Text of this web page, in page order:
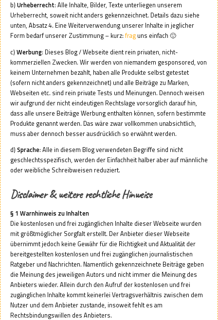
b) Urheberrecht: Alle Inhalte, Bilder, Texte unterliegen unserem
Urheberrecht, soweit nicht anders gekennzeichnet. Details dazu siehe
unten, Absatz 4. Eine Weiterverwendung unserer Inhalte in jeglicher
Form bedarf unserer Zustimmung – kurz: frag uns einfach 🙂
c) Werbung: Dieses Blog / Webseite dient rein privaten, nicht-
kommerziellen Zwecken. Wir werden von niemandem gesponsored, von
keinem Unternehmen bezahlt, haben alle Produkte selbst getestet
(sofern nicht anders gekennzeichnet) und alle Beiträge zu Marken,
Webseiten etc. sind rein private Tests und Meinungen. Dennoch weisen
wir aufgrund der nicht eindeutigen Rechtslage vorsorglich darauf hin,
dass alle unsere Beiträge Werbung enthalten können, sofern bestimmte
Produkte genannt werden. Das wäre zwar vollkommen unabsichtlich,
muss aber dennoch besser ausdrücklich so erwähnt werden.
d) Sprache: Alle in diesem Blog verwendeten Begriffe sind nicht
geschlechtsspezifisch, werden der Einfachheit halber aber auf männliche
oder weibliche Schreibweisen reduziert.
Disclaimer & weitere rechtliche Hinweise
§ 1 Warnhinweis zu Inhalten
Die kostenlosen und frei zugänglichen Inhalte dieser Webseite wurden
mit größtmöglicher Sorgfalt erstellt. Der Anbieter dieser Webseite
übernimmt jedoch keine Gewähr für die Richtigkeit und Aktualität der
bereitgestellten kostenlosen und frei zugänglichen journalistischen
Ratgeber und Nachrichten. Namentlich gekennzeichnete Beiträge geben
die Meinung des jeweiligen Autors und nicht immer die Meinung des
Anbieters wieder. Allein durch den Aufruf der kostenlosen und frei
zugänglichen Inhalte kommt keinerlei Vertragsverhältnis zwischen dem
Nutzer und dem Anbieter zustande, insoweit fehlt es am
Rechtsbindungswillen des Anbieters.